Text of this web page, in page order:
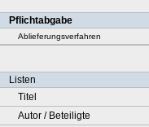
Pflichtabgabe
Ablieferungsverfahren
Listen
Titel
Autor / Beteiligte